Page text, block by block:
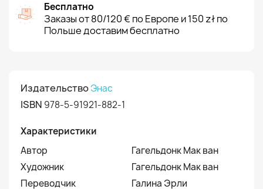
Бесплатно
Заказы от 80/120 € по Европе и 150 zł по
Польше доставим бесплатно
ИздательствоЭнас
ISBN 978-5-91921-882-1
Характеристики
Автор
Гагельдонк Мак ван
Художник
Гагельдонк Мак ван
Переводчик
Галина Эрли